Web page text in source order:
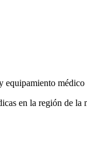
equipamiento médico
en la región de la